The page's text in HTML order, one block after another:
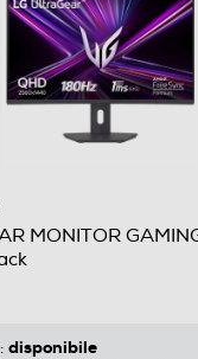
MONITOR
disponibile